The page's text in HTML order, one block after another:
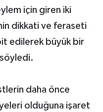
için giren iki
dikkati ve feraseti
edilerek büyük bir
daha önce
olduğuna işaret